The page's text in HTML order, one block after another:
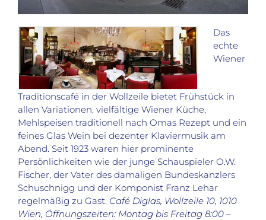
Das
echte
Wiener
Traditionscafé in der Wollzeile bietet Frühstück in
allen Variationen, vielfältige Wiener Küche,
Mehlspeisen traditionell nach Omas Rezept und ein
feines Glas Wein bei dezenter Klaviermusik am
Abend. Seit 1923 waren hier prominente
Persönlichkeiten wie der junge Schauspieler O.W.
Fischer, der Vater des damaligen Bundeskanzlers
Schuschnigg und der Komponist Franz Lehar
regelmäßig zu Gast. Café Diglas, Wollzeile 10, 1010
Wien, Öffnungszeiten: Montag bis Freitag 8:00 –